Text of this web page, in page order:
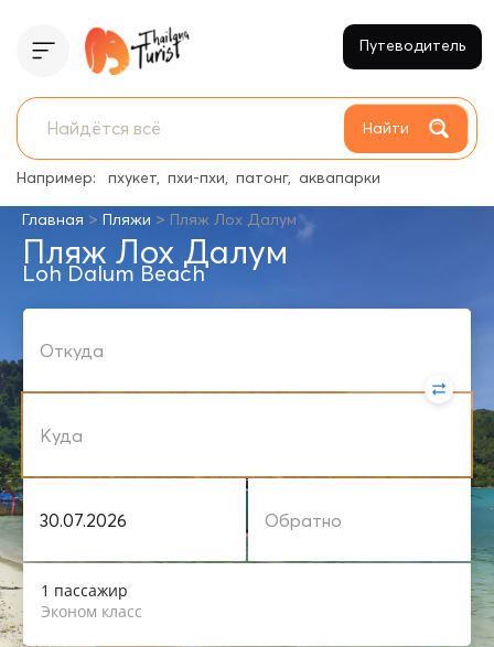
Найти
Например: пхукет пхи-пхи патонг аквапарки
Путеводитель
Главная > Пляжи > Пляж Лох Далум
Пляж Лох Далум
Loh Dalum Beach
1 пассажир
Эконом класс